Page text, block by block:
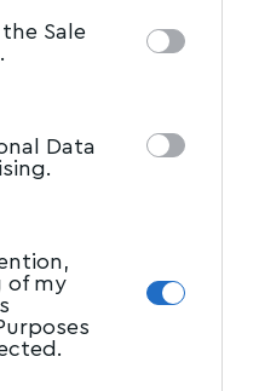
disclose it to
Sale
Data
of my
προβλήματα,
αλλά και
πλαδαρούς και
έχει αποτύχει
να φέρει κατ’
αρχαίου
αρχιτεκτόνων
πράξη λειτουργεί
περισσότερα
του
επέλυε, βάζοντας